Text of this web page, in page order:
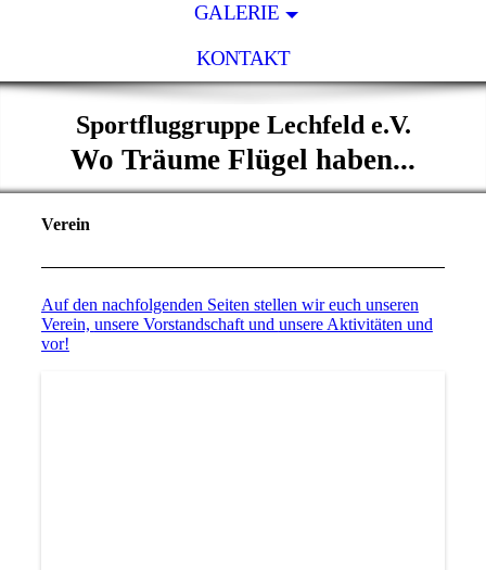
GALERIE
KONTAKT
Sportfluggruppe Lechfeld e.V.
Wo Träume Flügel haben...
Verein
Auf den nachfolgenden Seiten stellen wir euch unseren
Verein, unsere Vorstandschaft und unsere Aktivitäten und
vor!